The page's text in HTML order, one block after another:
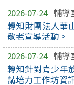
2026-07-24 輔導
轉知財團法人華
敬老宣導活動。
2026-07-24 輔導
轉知針對青少
講培力工作坊資